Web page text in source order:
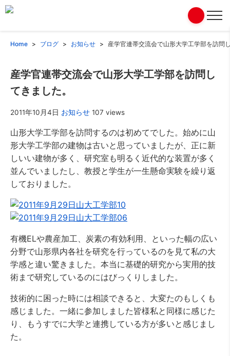
Home ブログ お知らせ 産学官連帯交流会で山形大学工学部を訪問
産学官連帯交流会で山形大学工学部を訪問し
てきました。
2011年10月4日 お知らせ 107 views
山形大学工学部を訪問するのは初めてでした。始めに山
形大学工学部の建物は古いと思っていましたが、正に新
しいい建物が多く、研究室も明るく近代的な装置が多く
並んでいましたし、教授と学生が一生懸命実験を繰り返
しておりました。
有機ELや農産加工、炭素の有効利用、といった幅の広い
分野で山形県内各社を研究を行っているのを見て私の大
学感と違い驚きました。本当に基礎的研究から実用的技
術まで研究しているのにはびっくりしました。
技術的に困った時には相談できると、大変たのもしくも
感じました。一緒に参加しました皆様私と同様に感じた
り、もうすでに大学と連携している方が多いと感じまし
た。